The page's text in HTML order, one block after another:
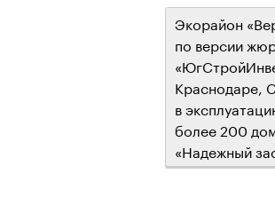
Экорайон
по версии
Краснодаре,
в
более 200
«Надежный